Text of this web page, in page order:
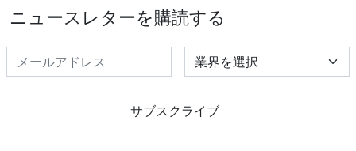
ニュースレターを購読する
Select Industry
サブスクライブ